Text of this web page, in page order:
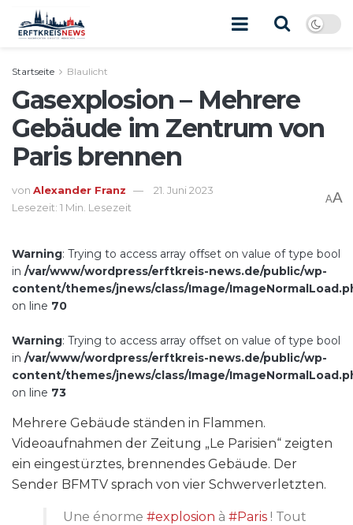
Startseite Blaulicht
Gasexplosion – Mehrere
Gebäude im Zentrum von
Paris brennen
von Alexander Franz
21. Juni 2023
Lesezeit: 1 Min. Lesezeit
AA
Warning: Trying to access array offset on value of type bool
in /var/www/wordpress/erftkreis-news.de/public/wp-
content/themes/jnews/class/Image/
on line 70
Warning: Trying to access array offset on value of type bool
in /var/www/wordpress/erftkreis-news.de/public/wp-
content/themes/jnews/class/Image/
on line 73
Mehrere Gebäude ständen in Flammen.
Videoaufnahmen der Zeitung „Le Parisien“ zeigten
ein eingestürztes, brennendes Gebäude. Der
Sender BFMTV sprach von vier Schwerverletzten.
Une énorme #explosion à #Paris! Tout